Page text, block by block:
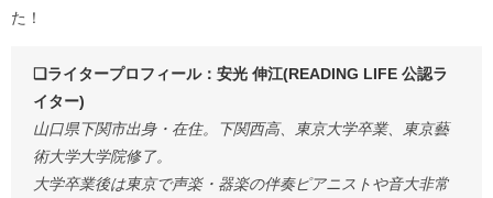
た！
❏ライタープロフィール：安光 伸江(READING LIFE 公認ラ
イター)
山口県下関市出身・在住。下関西高、東京大学卒業、東京藝
術大学大学院修了。
大学卒業後は東京で声楽・器楽の伴奏ピアニストや音大非常